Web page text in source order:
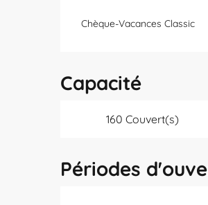
Chèque-Vacances Classic
Capacité
160 Couvert(s)
Périodes